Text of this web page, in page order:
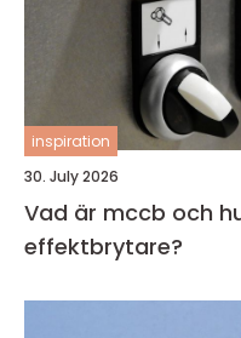
inspiration
30. July 2026
Vad är mccb och
effektbrytare?